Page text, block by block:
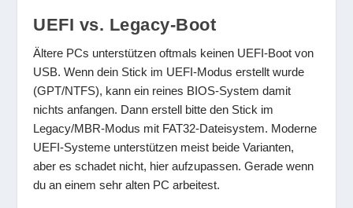
UEFI vs. Legacy-Boot
Ältere PCs unterstützen oftmals keinen UEFI-Boot von
USB. Wenn dein Stick im UEFI-Modus erstellt wurde
(GPT/NTFS), kann ein reines BIOS-System damit
nichts anfangen. Dann erstell bitte den Stick im
Legacy/MBR-Modus mit FAT32-Dateisystem. Moderne
UEFI-Systeme unterstützen meist beide Varianten,
aber es schadet nicht, hier aufzupassen. Gerade wenn
du an einem sehr alten PC arbeitest.